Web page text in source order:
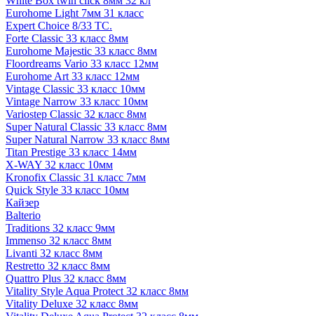
Eurohome Light 7мм 31 класс
Expert Choice 8/33 TC.
Forte Classic 33 класс 8мм
Eurohome Majestic 33 класс 8мм
Floordreams Vario 33 класс 12мм
Eurohome Art 33 класс 12мм
Vintage Classic 33 класс 10мм
Vintage Narrow 33 класс 10мм
Variostep Classic 32 класс 8мм
Super Natural Classic 33 класс 8мм
Super Natural Narrow 33 класс 8мм
Titan Prestige 33 класс 14мм
X-WAY 32 класс 10мм
Kronofix Classic 31 класс 7мм
Quick Style 33 класс 10мм
Кайзер
Balterio
Traditions 32 класс 9мм
Immenso 32 класс 8мм
Livanti 32 класс 8мм
Restretto 32 класс 8мм
Quattro Plus 32 класс 8мм
Vitality Style Aqua Protect 32 класс 8мм
Vitality Deluxe 32 класс 8мм